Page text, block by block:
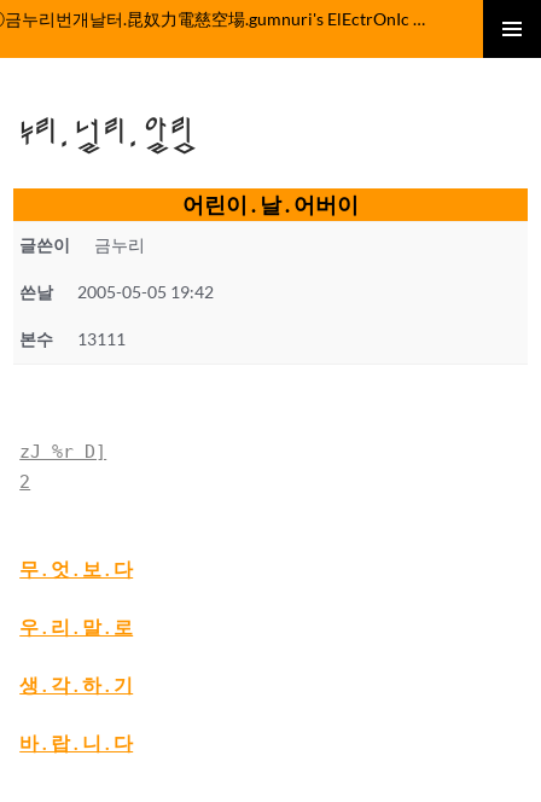
컨
뛰
기
ⓒ금누리번개날터.昆奴力電慈空場.gumnuri's ElEctrOnIc fActOrY
누리.널리.알림
어린이 . 날 . 어버이
글쓴이 금누리
쓴날 2005-05-05 19:42
본수 13111
zJ %r D]
2
무 . 엇 . 보 . 다
우 . 리 . 말 . 로
생 . 각 . 하 . 기
바 . 랍 . 니 . 다